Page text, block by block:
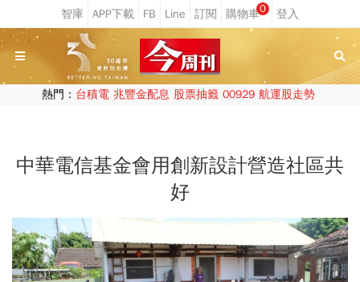
0
熱門： 台積電 兆豐金配息 股票抽籤 00929 航運股走勢
中華電信基金會用創新設計營造社區共
好